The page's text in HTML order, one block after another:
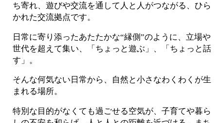
ち寄れ、遊びや交流を通して人と人がつながる、ひら
かれた交流拠点です。
日常に寄り添ったあたたかな“縁側”のように、立場や
世代を超えて集い、「ちょっと遊ぶ」、「ちょっと話
す」。
そんな何気ない日常から、自然と小さなわくわくが生
まれる場所。
特別な目的がなくても過ごせる空気が、子育てや暮ら